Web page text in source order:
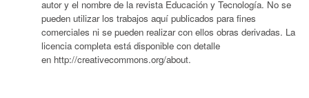
autor y el nombre de la revista Educación y Tecnología. No se
pueden utilizar los trabajos aquí­ publicados para fines
comerciales ni se pueden realizar con ellos obras derivadas. La
licencia completa está disponible con detalle
en http://creativecommons.org/about.